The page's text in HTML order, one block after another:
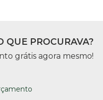
QUE PROCURAVA?
grátis agora mesmo!